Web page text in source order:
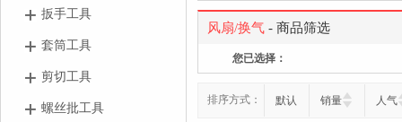
扳手工具
套筒工具
剪切工具
螺丝批工具
风扇/换气 - 商品筛选
您已选择：
排序方式： 默认 销量 人气